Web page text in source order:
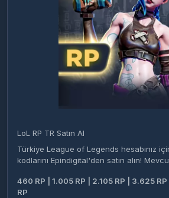
LoL RP TR Satın Al
Türkiye League of Legends hesabınız
kodlarını Epindigital'den satın alın!
460 RP | 1.005 RP | 2.105 RP | 3.625
RP